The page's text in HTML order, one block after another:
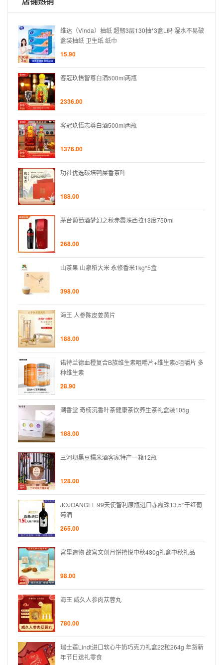
维达（Vinda）抽纸 超韧3层130抽*3盒L码 湿水不易破
盒装抽纸 卫生纸 纸巾
15.90
客冠玖悟智尊白酒500ml两瓶
2336.00
客冠玖悟志尊白酒500ml两瓶
1376.00
功社优选碳培鸭屎香茶叶
188.00
茅台葡萄酒梦幻之秋赤霞珠西拉13度750ml
268.00
山茶果 山泉稻大米 永修香米1kg*5盒
398.00
海王 人参陈皮姜黄片
188.00
诺特兰德血橙复合B族维生素咀嚼片+维生素c咀嚼片 多
种维生素
28.90
潮香堂 奇楠沉香叶茶健康茶饮养生茶礼盒装105g
188.00
三河坝黑豆糯米酒客家特产一箱12瓶
128.00
JOJOANGEL 99天使智利原瓶进口赤霞珠13.5°干红葡
萄酒
265.00
宫里造物 故宫文创月饼禧悦中秋480g礼盒中秋礼品
98.00
海王 威久人参肉苁蓉丸
780.00
瑞士莲Lindt进口软心牛奶巧克力礼盒22粒264g 年货新
年节日送礼零食